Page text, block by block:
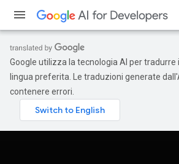
Google utilizza la tecnologia AI per tradurre
lingua preferita. Le traduzioni generate
contenere errori.